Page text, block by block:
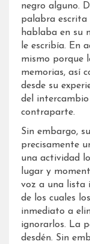
negro alguno.
palabra escrita
hablaba en su
le escribía. En
mismo porque
memorias, así
desde su
del
contraparte.
Sin embargo,
precisamente
una actividad
lugar y
voz a una lista
de los cuales
inmediato a
ignorarlos. La
desdén. Sin